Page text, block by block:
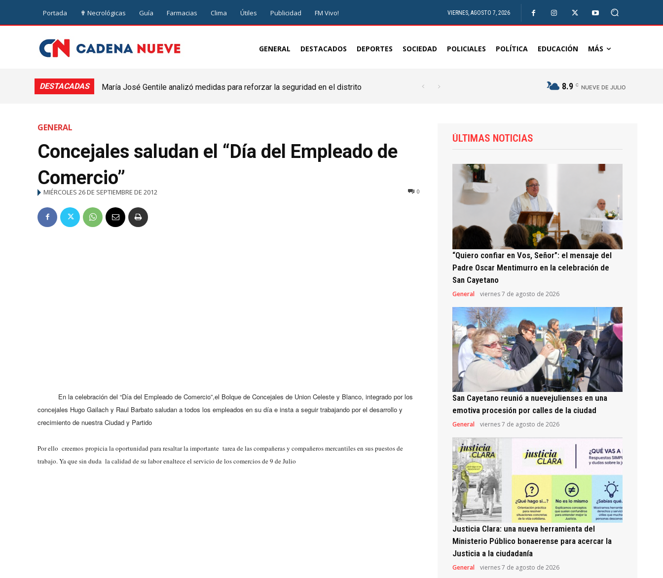
Portada ✟ Necrológicas Guía Farmacias Clima Útiles Publicidad FM Vivo! VIERNES, AGOSTO 7, 2026
GENERAL DESTACADOS DEPORTES SOCIEDAD POLICIALES POLÍTICA EDUCACIÓN MÁS
DESTACADAS
María José Gentile analizó medidas para reforzar la seguridad en el distrito
8.9 C NUEVE DE JULIO
GENERAL
Concejales saludan el “Día del Empleado de
Comercio”
MIÉRCOLES 26 DE SEPTIEMBRE DE 2012 0
En la celebración del “Día del Empleado de Comercio”,el Bolque de Concejales de Union Celeste y Blanco, integrado por los
concejales Hugo Gailach y Raul Barbato saludan a todos los empleados en su día e insta a seguir trabajando por el desarrollo y
crecimiento de nuestra Ciudad y Partido
Por ello creemos propicia la oportunidad para resaltar la importante tarea de las compañeras y compañeros mercantiles en sus puestos de
trabajo. Ya que sin duda la calidad de su labor enaltece el servicio de los comercios de 9 de Julio
ÚLTIMAS NOTICIAS
“Quiero confiar en Vos, Señor”: el mensaje del
Padre Oscar Mentimurro en la celebración de
San Cayetano
General viernes 7 de agosto de 2026
San Cayetano reunió a nuevejulienses en una
emotiva procesión por calles de la ciudad
General viernes 7 de agosto de 2026
Justicia Clara: una nueva herramienta del
Ministerio Público bonaerense para acercar la
Justicia a la ciudadanía
General viernes 7 de agosto de 2026